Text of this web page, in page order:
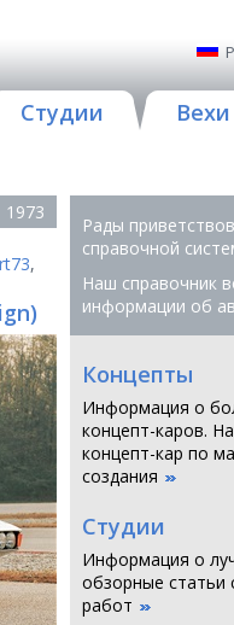
Студии Вехи
1973
,
Рады
справочной
Наш справочник
информации об
Концепты
Информация о
концепт-каров.
концепт-кар по
создания
Студии
Информация о
обзорные
работ